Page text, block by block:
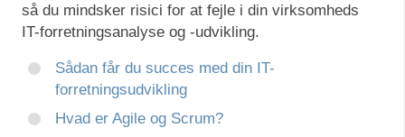
så du mindsker risici for at fejle i din virksomheds
IT-forretningsanalyse og -udvikling.
Sådan får du succes med din IT-
forretningsudvikling
Hvad er Agile og Scrum?